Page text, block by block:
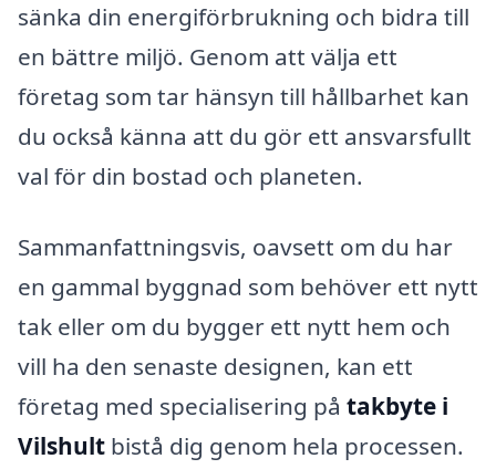
sänka din energiförbrukning och bidra till
en bättre miljö. Genom att välja ett
företag som tar hänsyn till hållbarhet kan
du också känna att du gör ett ansvarsfullt
val för din bostad och planeten.
Sammanfattningsvis, oavsett om du har
en gammal byggnad som behöver ett nytt
tak eller om du bygger ett nytt hem och
vill ha den senaste designen, kan ett
företag med specialisering på takbyte i
Vilshult bistå dig genom hela processen.